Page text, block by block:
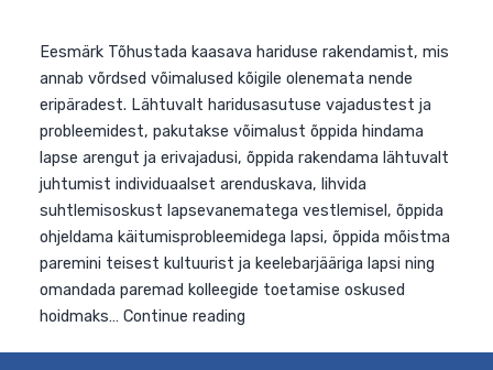
Eesmärk Tõhustada kaasava hariduse rakendamist,
annab võrdsed võimalused kõigile olenemata nende
eripäradest. Lähtuvalt haridusasutuse vajadustest ja
probleemidest, pakutakse võimalust õppida hindama
lapse arengut ja erivajadusi, õppida rakendama
juhtumist individuaalset arenduskava, lihvida
suhtlemisoskust lapsevanematega vestlemisel, õppida
ohjeldama käitumisprobleemidega lapsi, õppida
paremini teisest kultuurist ja keelebarjääriga lapsi ning